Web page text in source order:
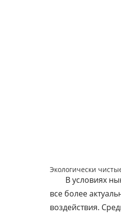
Экологически
В условиях
все более
воздействия.